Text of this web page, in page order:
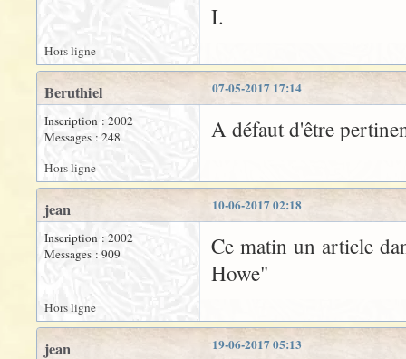
I.
Hors ligne
07-05-2017 17:14
Beruthiel
Inscription : 2002
Messages : 248
A défaut d'être
Hors ligne
10-06-2017 02:18
jean
Inscription : 2002
Messages : 909
Ce matin un article
Howe"
Hors ligne
19-06-2017 05:13
jean